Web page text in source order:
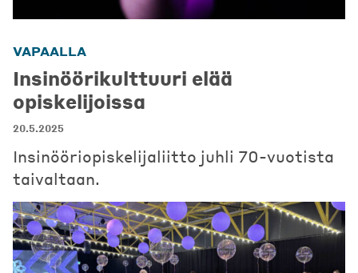
VAPAALLA
Insinöörikulttuuri elää
opiskelijoissa
20.5.2025
Insinööriopiskelijaliitto juhli 70-vuotista
taivaltaan.